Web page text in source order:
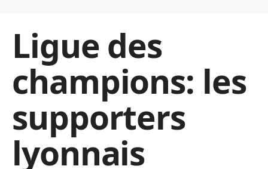
Ligue des
champions: les
supporters
lyonnais